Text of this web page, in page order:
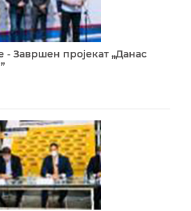
- Завршен пројекат „Данас